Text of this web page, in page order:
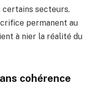
certains secteurs.
permanent au
à nier la réalité du
cohérence